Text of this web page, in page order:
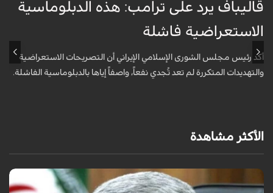
قاليباف يرد على ترامب: هذه الدبلوماسية
الاستعراضية فاشلة
أكد رئيس مجلس الشورى الإسلامي الإيراني أن التصريحات الاستعراضية
والتهديدات المتكررة لم تعد تُجدي نفعاً، واصفاً إياها بالدبلوماسية الفاشلة.
الأكثر مشاهدة